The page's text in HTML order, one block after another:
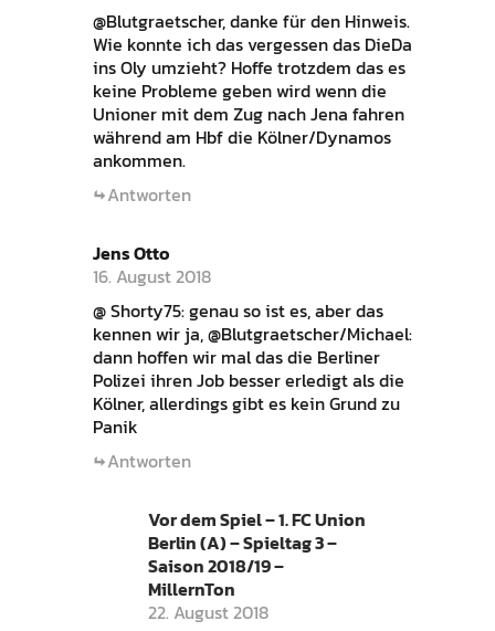
@Blutgraetscher, danke für den Hinweis.
Wie konnte ich das vergessen das DieDa
ins Oly umzieht? Hoffe trotzdem das es
keine Probleme geben wird wenn die
Unioner mit dem Zug nach Jena fahren
während am Hbf die Kölner/Dynamos
ankommen.
Antworten
Jens Otto
16. August 2018
@ Shorty75: genau so ist es, aber das
kennen wir ja, @Blutgraetscher/Michael:
dann hoffen wir mal das die Berliner
Polizei ihren Job besser erledigt als die
Kölner, allerdings gibt es kein Grund zu
Panik
Antworten
Vor dem Spiel – 1. FC Union
Berlin (A) – Spieltag 3 –
Saison 2018/19 –
MillernTon
22. August 2018